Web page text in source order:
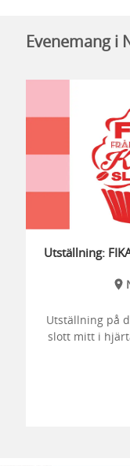
Evenemang i
Utställning:
Utställning på
slott mitt i